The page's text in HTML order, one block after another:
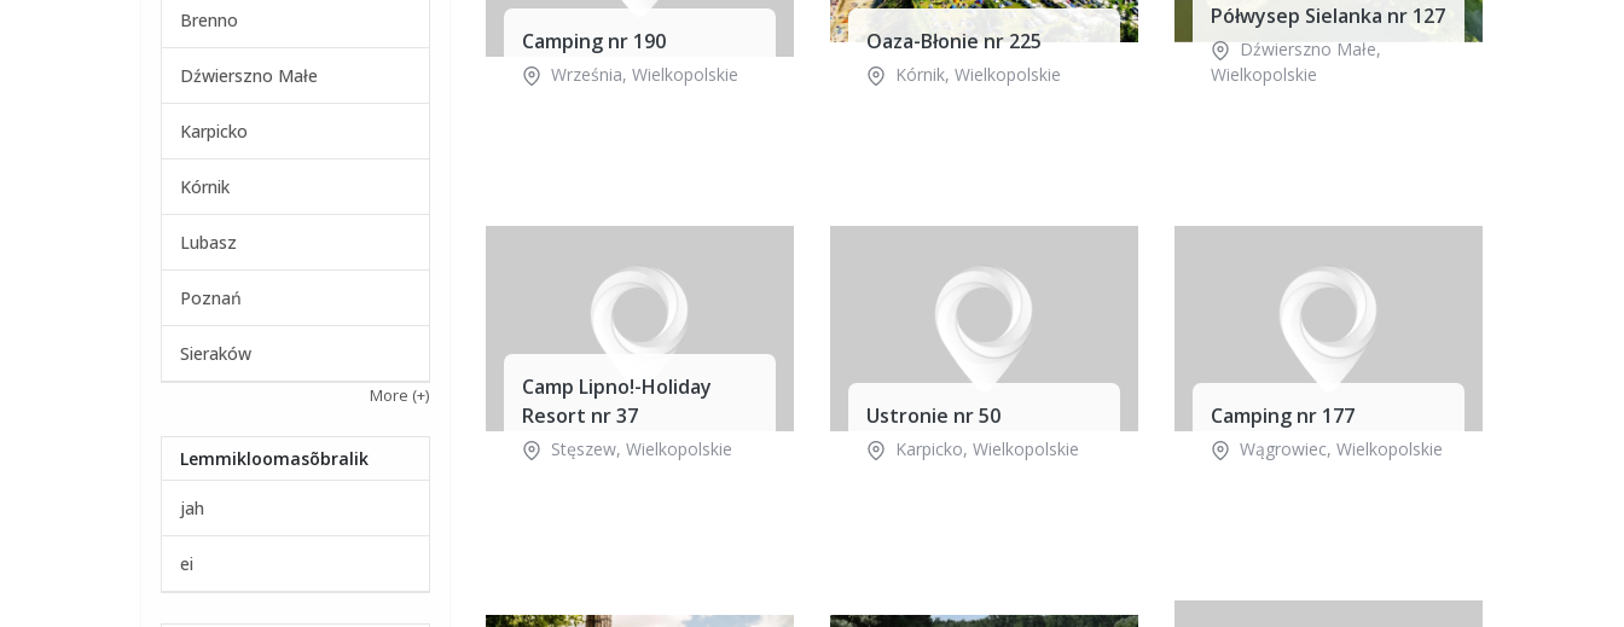
Brenno
Dźwierszno Małe
Karpicko
Kórnik
Lubasz
Poznań
Sieraków
More (+)
Lemmikloomasõbralik
jah
ei
Camping nr 190
Września, Wielkopolskie
Oaza-Błonie nr 225
Kórnik, Wielkopolskie
Półwysep Sielanka nr 127
Dźwierszno Małe,
Wielkopolskie
Camp Lipno!-Holiday
Resort nr 37
Stęszew, Wielkopolskie
Ustronie nr 50
Karpicko, Wielkopolskie
Camping nr 177
Wągrowiec, Wielkopolskie